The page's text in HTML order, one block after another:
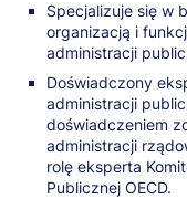
Specjalizuje się w
organizacją i
administracji
Doświadczony
administracji
doświadczeniem
administracji
rolę eksperta
Publicznej OECD.